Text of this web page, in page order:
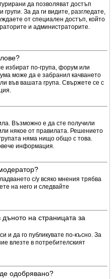
да позволяват достъп
За да ги видите, разгледате,
от специален достъп, който
и администраторите.
избират по-група, форум или
може да е забранил качването
във вашата група. Свържете се с
Възможно е да сте получили
някое от правилата. Решението
няма нищо общо с това.
информация.
с/у всяко мнения трябва
на него и следвайте
дъното на страницата за
и да го публикувате по-късно. За
влезте в потребителският
одобрявано?